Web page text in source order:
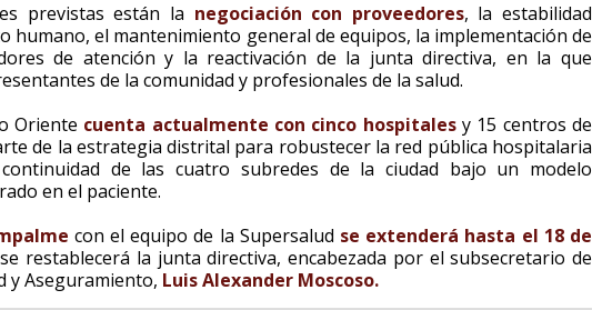
previstas están la negociación con proveedores, la estabilidad
humano, el mantenimiento general de equipos, la implementación de
de atención y la reactivación de la junta directiva, en la que
de la comunidad y profesionales de la salud.
Oriente cuenta actualmente con cinco hospitalesy 15 centros de
de la estrategia distrital para robustecer la red pública hospitalaria
de las cuatro subredes de la ciudad bajo un modelo
en el paciente.
con el equipo de la Supersalud se extenderá hasta el 18 de
restablecerá la junta directiva, encabezada por el subsecretario de
y Aseguramiento, Luis Alexander Moscoso.